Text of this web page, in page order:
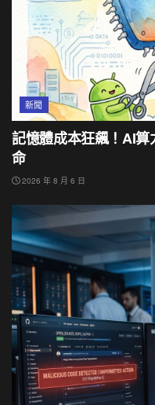
新聞
記憶體成本狂飆！AI
命
2026 年 8 月 6 日